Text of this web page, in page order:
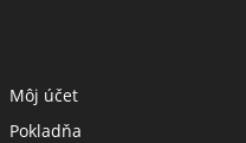
Môj účet
Pokladňa